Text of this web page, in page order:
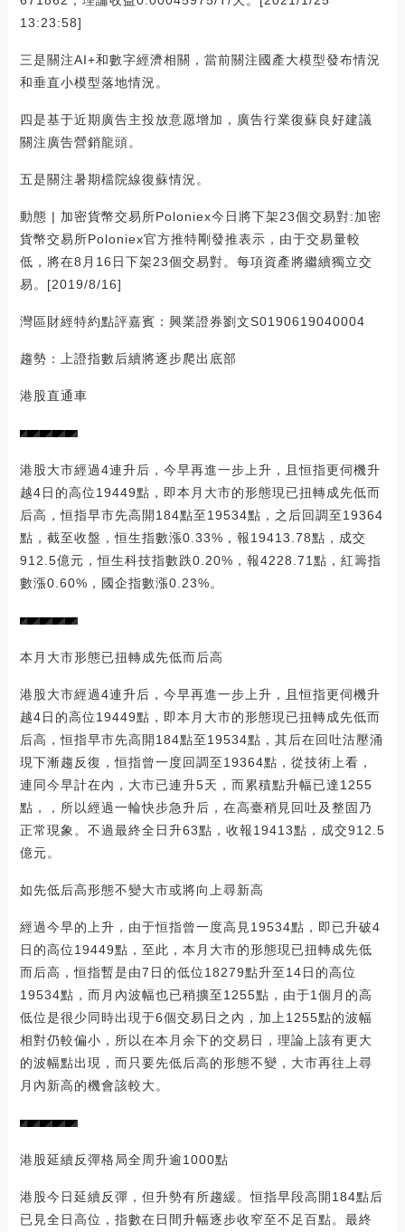
13:23:58]
三是關注AI+和數字經濟相關，當前關注國產大模型發布情況
和垂直小模型落地情況。
四是基于近期廣告主投放意愿增加，廣告行業復蘇良好建議
關注廣告營銷龍頭。
五是關注暑期檔院線復蘇情況。
動態 | 加密貨幣交易所Poloniex今日將下架23個交易對:加密
貨幣交易所Poloniex官方推特剛發推表示，由于交易量較
低，將在8月16日下架23個交易對。每項資產將繼續獨立交
易。[2019/8/16]
灣區財經特約點評嘉賓：興業證券劉文S0190619040004
趨勢：上證指數后續將逐步爬出底部
港股直通車
港股大市經過4連升后，今早再進一步上升，且恒指更伺機升
越4日的高位19449點，即本月大市的形態現已扭轉成先低而
后高，恒指早市先高開184點至19534點，之后回調至19364
點，截至收盤，恒生指數漲0.33%，報19413.78點，成交
912.5億元，恒生科技指數跌0.20%，報4228.71點，紅籌指
數漲0.60%，國企指數漲0.23%。
本月大市形態已扭轉成先低而后高
港股大市經過4連升后，今早再進一步上升，且恒指更伺機升
越4日的高位19449點，即本月大市的形態現已扭轉成先低而
后高，恒指早市先高開184點至19534點，其后在回吐沽壓涌
現下漸趨反復，恒指曾一度回調至19364點，從技術上看，
連同今早計在內，大市已連升5天，而累積點升幅已達1255
點，，所以經過一輪快步急升后，在高臺稍見回吐及整固乃
正常現象。不過最終全日升63點，收報19413點，成交912.5
億元。
如先低后高形態不變大市或將向上尋新高
經過今早的上升，由于恒指曾一度高見19534點，即已升破4
日的高位19449點，至此，本月大市的形態現已扭轉成先低
而后高，恒指暫是由7日的低位18279點升至14日的高位
19534點，而月內波幅也已稍擴至1255點，由于1個月的高
低位是很少同時出現于6個交易日之內，加上1255點的波幅
相對仍較偏小，所以在本月余下的交易日，理論上該有更大
的波幅點出現，而只要先低后高的形態不變，大市再往上尋
月內新高的機會該較大。
港股延續反彈格局全周升逾1000點
港股今日延續反彈，但升勢有所趨緩。恒指早段高開184點后
已見全日高位，指數在日間升幅逐步收窄至不足百點。最終